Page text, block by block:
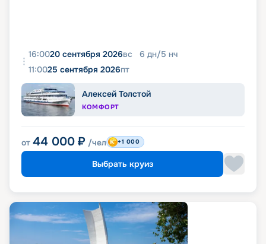
16:0020 сентября 2026вс 6 дн/5 нч
11:0025 сентября 2026пт
Алексей Толстой
КОМФОРТ
от 44 000 ₽ /чел +1 000
Выбрать круиз